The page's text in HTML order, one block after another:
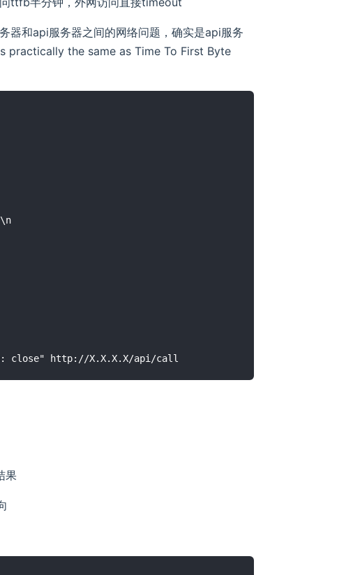
器和api服务器之间的网络问题，确实是api服务
practically the same as Time To First Byte
果